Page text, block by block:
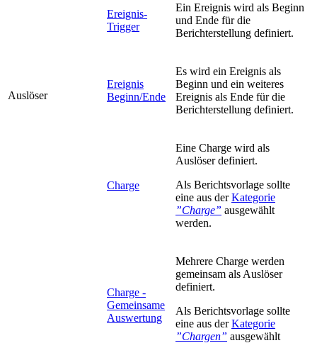
Auslöser
Ereignis-
Trigger
Ein Ereignis wird als Beginn
und Ende für die
Berichterstellung definiert.
Ereignis
Beginn/Ende
Es wird ein Ereignis als
Beginn und ein weiteres
Ereignis als Ende für die
Berichterstellung definiert.
Charge
Eine Charge wird als
Auslöser definiert.
Als Berichtsvorlage sollte
eine aus derKategorie
”Charge” ausgewählt
werden.
Charge -
Gemeinsame
Auswertung
Mehrere Charge werden
gemeinsam als Auslöser
definiert.
Als Berichtsvorlage sollte
eine aus derKategorie
”Chargen” ausgewählt